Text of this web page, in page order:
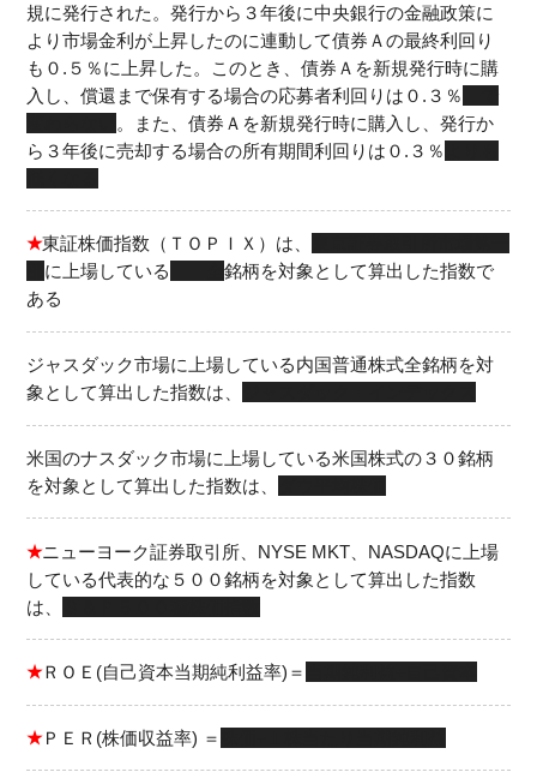
規に発行された。発行から３年後に中央銀行の金融政策に
より市場金利が上昇したのに連動して債券Ａの最終利回り
も０.５％に上昇した。このとき、債券Ａを新規発行時に購
入し、償還まで保有する場合の応募者利回りは０.３％
。また、債券Ａを新規発行時に購入し、発行か
ら３年後に売却する場合の所有期間利回りは０.３％
★東証株価指数（ＴＯＰＩＸ）は、
に上場している
銘柄を対象として算出した指数で
ある
ジャスダック市場に上場している内国普通株式全銘柄を対
象として算出した指数は、
米国のナスダック市場に上場している米国株式の３０銘柄
を対象として算出した指数は、
★ニューヨーク証券取引所、NYSE MKT、NASDAQに上場
している代表的な５００銘柄を対象として算出した指数
は、
★ＲＯＥ(自己資本当期純利益率)＝
★ＰＥＲ(株価収益率) ＝